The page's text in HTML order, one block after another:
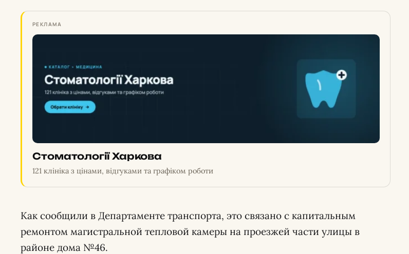
РЕКЛАМА
Стоматології Харкова
121 клініка з цінами, відгуками та графіком роботи
Как сообщили в Департаменте транспорта, это связано с капитальным
ремонтом магистральной тепловой камеры на проезжей части улицы в
районе дома №46.